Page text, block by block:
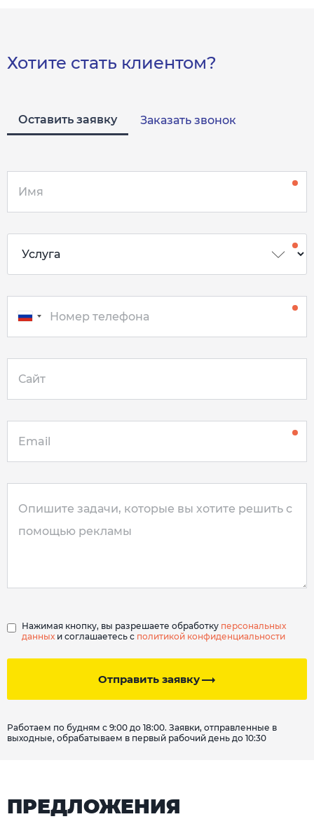
Хотите стать клиентом?
Оставить заявку Заказать звонок
Отправить заявку
Нажимая кнопку, вы разрешаете обработку персональных
данных и соглашаетесь с политикой конфиденциальности
Работаем по будням с 9:00 до 18:00. Заявки, отправленные в
выходные, обрабатываем в первый рабочий день до 10:30
ПРЕДЛОЖЕНИЯ